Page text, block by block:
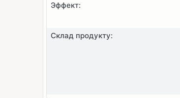
Эффект:
Склад продукту: